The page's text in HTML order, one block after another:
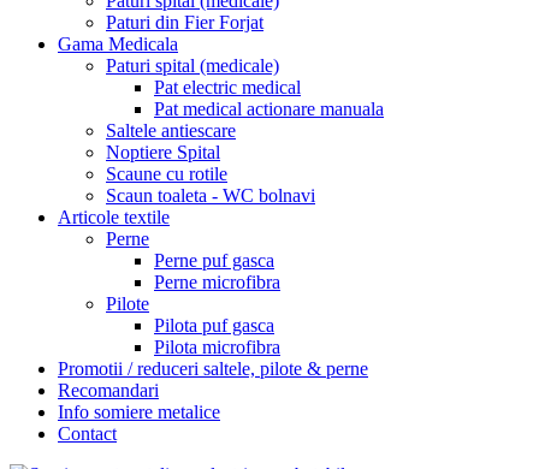
Paturi din Fier Forjat
Gama Medicala
Paturi spital (medicale)
Pat electric medical
Pat medical actionare manuala
Saltele antiescare
Noptiere Spital
Scaune cu rotile
Scaun toaleta - WC bolnavi
Articole textile
Perne
Perne puf gasca
Perne microfibra
Pilote
Pilota puf gasca
Pilota microfibra
Promotii / reduceri saltele, pilote & perne
Recomandari
Info somiere metalice
Contact